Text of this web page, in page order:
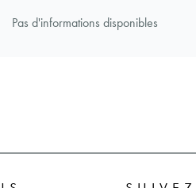
Pas d'informations disponibles